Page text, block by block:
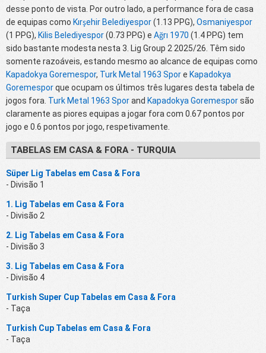
desse ponto de vista. Por outro lado, a performance fora de casa
de equipas como Kırşehir Belediyespor(1.13 PPG), Osmaniyespor
(1 PPG), Kilis Belediyespor(0.73 PPG) e Ağrı 1970 (1.4 PPG) tem
sido bastante modesta nesta 3. Lig Group 2 2025/26. Têm sido
somente razoáveis, estando mesmo ao alcance de equipas como
Kapadokya Goremespor, Turk Metal 1963 Spore Kapadokya
Goremesporque ocupam os últimos três lugares desta tabela de
jogos fora. Turk Metal 1963 Sporand Kapadokya Goremesporsão
claramente as piores equipas a jogar fora com 0.67 pontos por
jogo e 0.6 pontos por jogo, respetivamente.
TABELAS EM CASA & FORA - TURQUIA
Süper Lig Tabelas em Casa & Fora
- Divisão 1
1. Lig Tabelas em Casa & Fora
- Divisão 2
2. Lig Tabelas em Casa & Fora
- Divisão 3
3. Lig Tabelas em Casa & Fora
- Divisão 4
Turkish Super Cup Tabelas em Casa & Fora
- Taça
Turkish Cup Tabelas em Casa & Fora
- Taça